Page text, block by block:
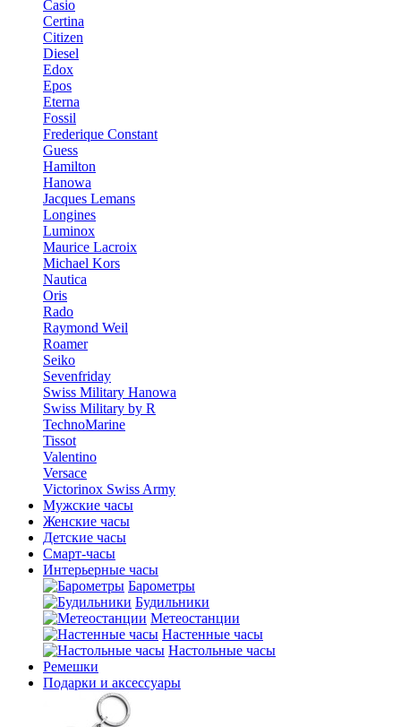
Casio
Certina
Citizen
Diesel
Edox
Epos
Eterna
Fossil
Frederique Constant
Guess
Hamilton
Hanowa
Jacques Lemans
Longines
Luminox
Maurice Lacroix
Michael Kors
Nautica
Oris
Rado
Raymond Weil
Roamer
Seiko
Sevenfriday
Swiss Military Hanowa
Swiss Military by R
TechnoMarine
Tissot
Valentino
Versace
Victorinox Swiss Army
Мужские часы
Женские часы
Детские часы
Смарт-часы
Интерьерные часы
Барометры
Будильники
Метеостанции
Настенные часы
Настольные часы
Ремешки
Подарки и аксессуары